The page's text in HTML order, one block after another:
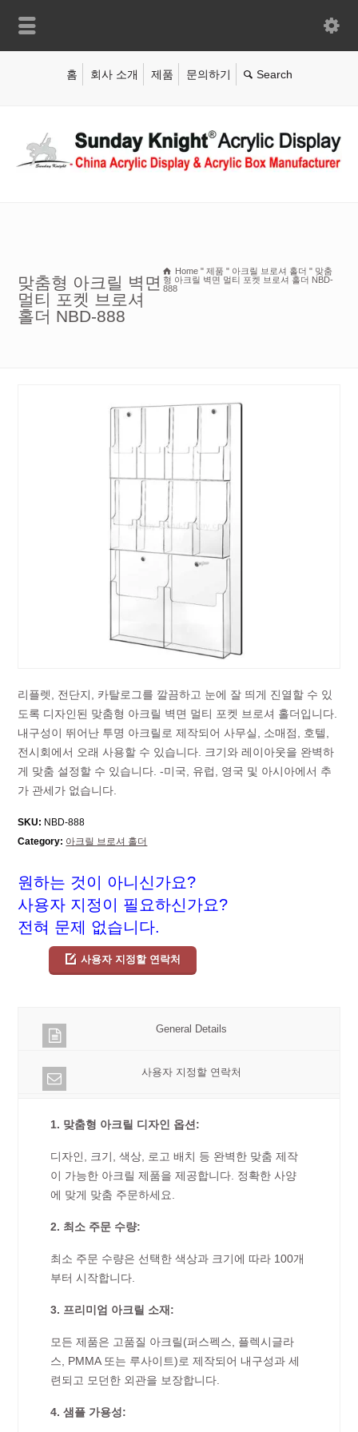
홈 회사 소개 제품 문의하기
맞춤형 아크릴 벽면
멀티 포켓 브로셔
홀더 NBD-888
Home " 제품 " 아크릴 브로셔 홀더 " 맞춤
형 아크릴 벽면 멀티 포켓 브로셔 홀더 NBD-
888
리플렛, 전단지, 카탈로그를 깔끔하고 눈에 잘 띄게 진열할 수 있
도록 디자인된 맞춤형 아크릴 벽면 멀티 포켓 브로셔 홀더입니다.
내구성이 뛰어난 투명 아크릴로 제작되어 사무실, 소매점, 호텔,
전시회에서 오래 사용할 수 있습니다. 크기와 레이아웃을 완벽하
게 맞춤 설정할 수 있습니다. -미국, 유럽, 영국 및 아시아에서 추
가 관세가 없습니다.
SKU: NBD-888
Category: 아크릴 브로셔 홀더
원하는 것이 아니신가요?
사용자 지정이 필요하신가요?
전혀 문제 없습니다.
사용자 지정할 연락처
General Details
사용자 지정할 연락처
1. 맞춤형 아크릴 디자인 옵션:
디자인, 크기, 색상, 로고 배치 등 완벽한 맞춤 제작
이 가능한 아크릴 제품을 제공합니다. 정확한 사양
에 맞게 맞춤 주문하세요.
2. 최소 주문 수량:
최소 주문 수량은 선택한 색상과 크기에 따라 100개
부터 시작합니다.
3. 프리미엄 아크릴 소재:
모든 제품은 고품질 아크릴(퍼스펙스, 플렉시글라
스, PMMA 또는 루사이트)로 제작되어 내구성과 세
련되고 모던한 외관을 보장합니다.
4. 샘플 가용성: